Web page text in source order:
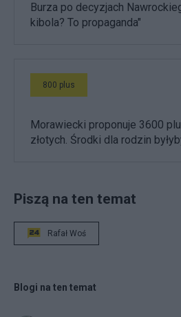
Burza po decyzjach
kibola? To propaganda"
800 plus
Morawiecki proponuje 3600
złotych. Środki dla rodzin
Piszą na ten temat
Rafał Woś
Blogi na ten temat